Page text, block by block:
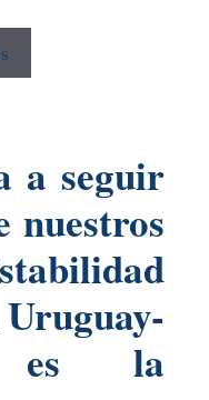
a seguir
nuestros
es la